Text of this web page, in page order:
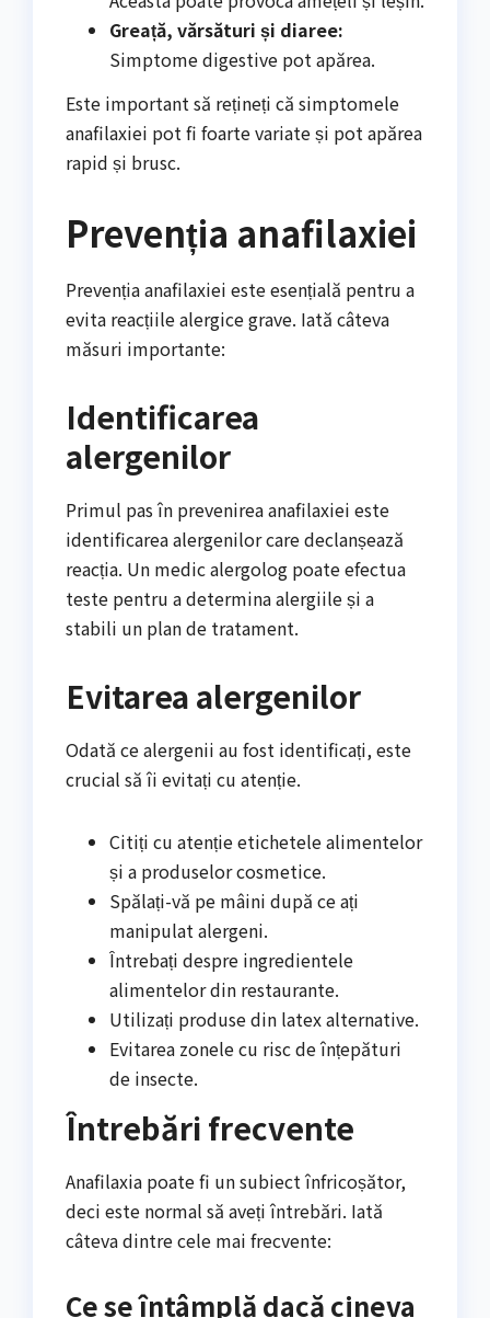
Greață, vărsături și diaree:
Simptome digestive pot apărea.
Este important să rețineți că simptomele
anafilaxiei pot fi foarte variate și pot apărea
rapid și brusc.
Prevenția anafilaxiei
Prevenția anafilaxiei este esențială pentru a
evita reacțiile alergice grave. Iată câteva
măsuri importante:
Identificarea
alergenilor
Primul pas în prevenirea anafilaxiei este
identificarea alergenilor care declanșează
reacția. Un medic alergolog poate efectua
teste pentru a determina alergiile și a
stabili un plan de tratament.
Evitarea alergenilor
Odată ce alergenii au fost identificați, este
crucial să îi evitați cu atenție.
Citiți cu atenție etichetele alimentelor
și a produselor cosmetice.
Spălați-vă pe mâini după ce ați
manipulat alergeni.
Întrebați despre ingredientele
alimentelor din restaurante.
Utilizați produse din latex alternative.
Evitarea zonele cu risc de înțepături
de insecte.
Întrebări frecvente
Anafilaxia poate fi un subiect înfricoșător,
deci este normal să aveți întrebări. Iată
câteva dintre cele mai frecvente:
Ce se întâmplă dacă cineva